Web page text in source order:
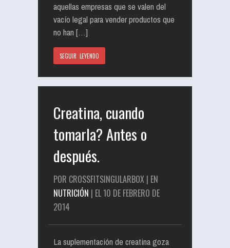
aquellas empresas que se valen del
vacío legal para vender productos que
no han […]
SEGUIR LEYENDO
Creatina, cuando
tomarla? Antes o
después.
POR CROSSFITSINGULARBOX | EN
NUTRICIÓN | EL 10 DE FEBRERO DE
2014
La suplementación de creatina goza